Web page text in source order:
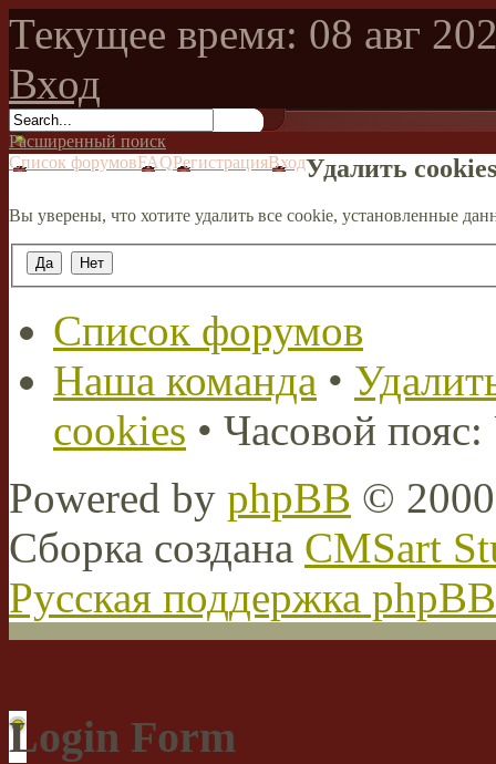
Текущее время: 08 авг
Вход
Расширенный поиск
Список форумовFAQРегистрацияВходУдалить
Вы уверены, что хотите удалить все cookie, установленные
Список форумов
Наша команда •
cookies • Часовой
Powered by phpBB ©
Сборка создана CMSart
Русская поддержка phpBB
Login Form